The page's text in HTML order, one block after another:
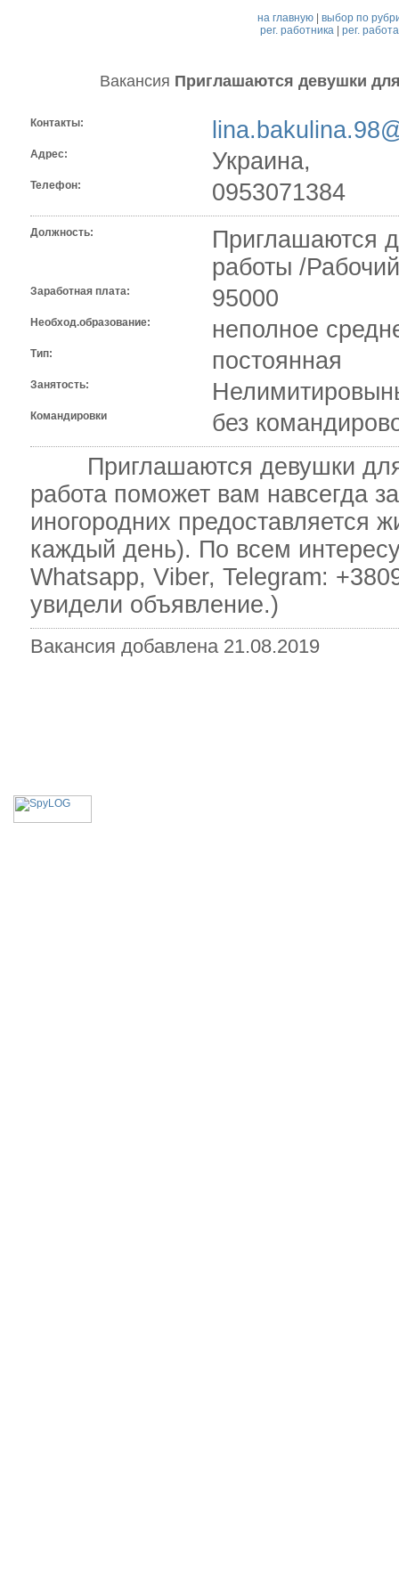
на главную |выбор по
рег. работника| рег.
Вакансия Приглашаются девушки
Контакты:
Адрес: Украина,
Телефон: 0953071384
Должность:
Приглашаются
работы /
Заработная плата: 95000
Необход.образование: неполное
Тип: постоянная
Занятость:
Командировки
без
Приглашаются девушки для
работа поможет вам навсегда
иногородних предоставляется
каждый день). По всем
Whatsapp, Viber, Telegram:
увидели объявление.)
Вакансия добавлена 21.08.2019